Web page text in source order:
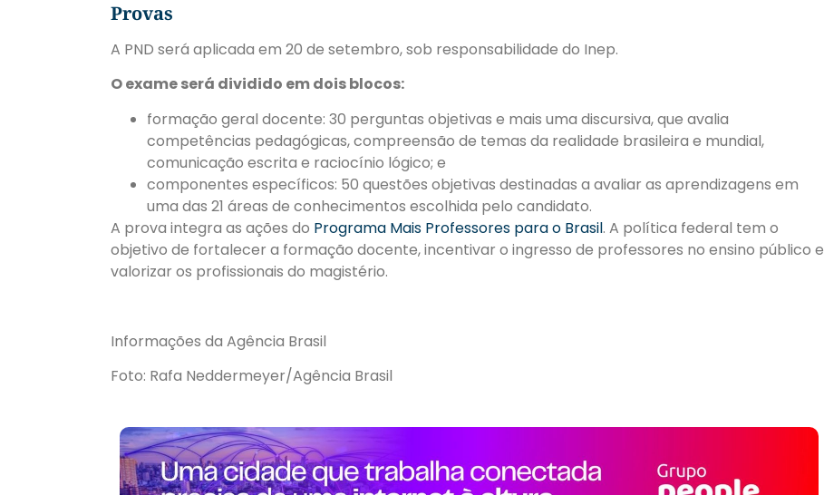
Provas
A PND será aplicada em 20 de setembro, sob responsabilidade do Inep.
O exame será dividido em dois blocos:
formação geral docente: 30 perguntas objetivas e mais uma discursiva, que avalia
competências pedagógicas, compreensão de temas da realidade brasileira e mundial,
comunicação escrita e raciocínio lógico; e
componentes específicos: 50 questões objetivas destinadas a avaliar as aprendizagens em
uma das 21 áreas de conhecimentos escolhida pelo candidato.
A prova integra as ações do Programa Mais Professores para o Brasil. A política federal tem o
objetivo de fortalecer a formação docente, incentivar o ingresso de professores no ensino público e
valorizar os profissionais do magistério.
Informações da Agência Brasil
Foto: Rafa Neddermeyer/Agência Brasil